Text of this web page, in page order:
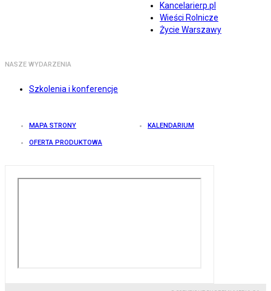
Kancelarierp.pl
Wieści Rolnicze
Życie Warszawy
NASZE WYDARZENIA
Szkolenia i konferencje
MAPA STRONY KALENDARIUM
OFERTA PRODUKTOWA